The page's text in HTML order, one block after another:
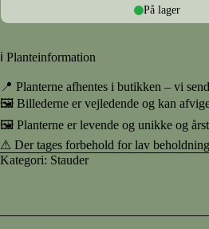
På lager
ℹ Planteinformation
📍 Planterne afhentes i butikken – vi
🖼 Billederne er vejledende og kan
🖼 Planterne er levende og unikke og
⚠ Der tages forbehold for lav
Kategori: Stauder